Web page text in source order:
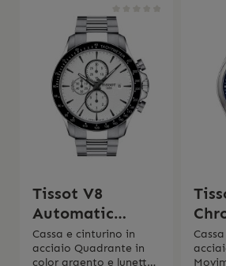
anni Scatola e
istruzione d’uso
originale
1/10
60
e
Tissot V8
Automatic
Chronograph
Cassa e cinturino in
acciaio Quadrante in
color argento e lunetta
Blue